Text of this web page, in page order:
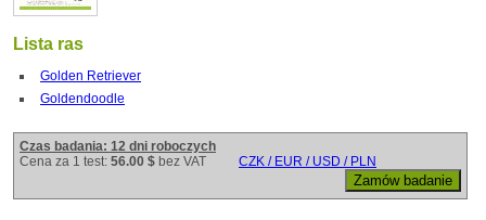
Lista ras
Golden Retriever
Goldendoodle
Czas badania: 12 dni roboczych
Cena za 1 test: 56.00 $ bez VAT CZK / EUR / USD / PLN